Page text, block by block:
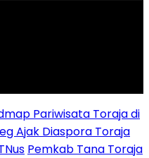
Pariwisata Toraja di
Ajak Diaspora Toraja
Pemkab Tana Toraja